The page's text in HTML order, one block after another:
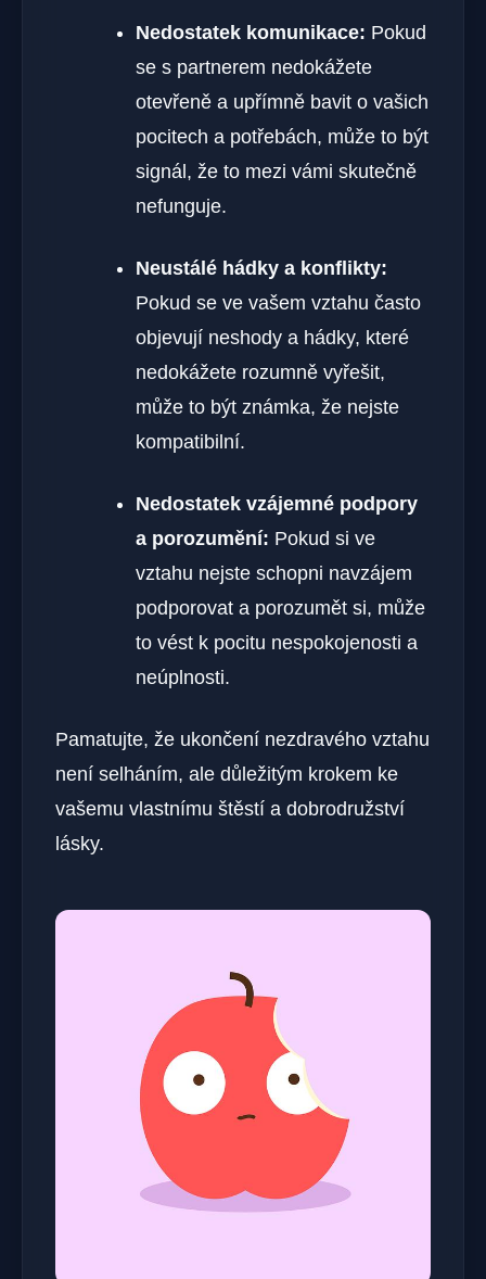
Nedostatek komunikace: Pokud
se s partnerem nedokážete
otevřeně a upřímně bavit o vašich
pocitech a potřebách, může to být
signál, že to mezi vámi skutečně
nefunguje.
Neustálé hádky a konflikty:
Pokud se ve vašem vztahu často
objevují neshody a hádky, které
nedokážete rozumně vyřešit,
může to být známka, že nejste
kompatibilní.
Nedostatek vzájemné podpory
a porozumění: Pokud si ve
vztahu nejste schopni navzájem
podporovat a porozumět si, může
to vést k pocitu nespokojenosti a
neúplnosti.
Pamatujte, že ukončení nezdravého vztahu
není selháním, ale důležitým krokem ke
vašemu vlastnímu štěstí a dobrodružství
lásky.